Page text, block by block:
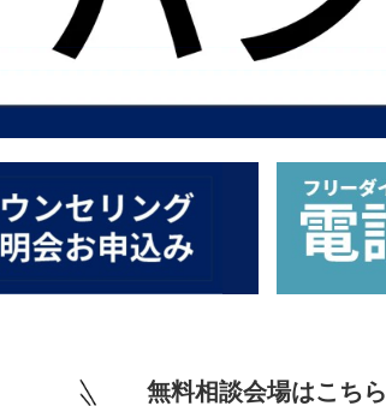
無料相談会場はこちら